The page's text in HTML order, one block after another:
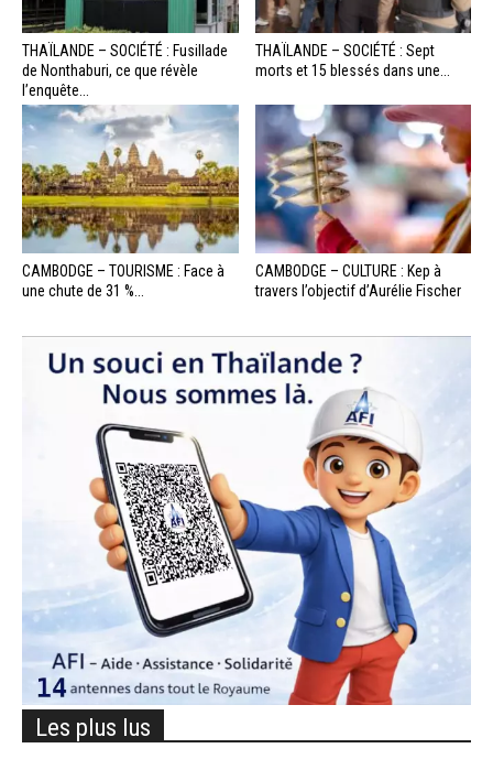
THAÏLANDE – SOCIÉTÉ : Fusillade
de Nonthaburi, ce que révèle
l’enquête...
THAÏLANDE – SOCIÉTÉ : Sept
morts et 15 blessés dans une...
CAMBODGE – TOURISME : Face à
une chute de 31 %...
CAMBODGE – CULTURE : Kep à
travers l’objectif d’Aurélie Fischer
Les plus lus